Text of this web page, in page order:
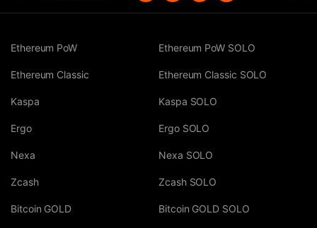
Ethereum PoW
Ethereum Classic
Kaspa
Ergo
Nexa
Zcash
Bitcoin GOLD
Ethereum PoW SOLO
Ethereum Classic SOLO
Kaspa SOLO
Ergo SOLO
Nexa SOLO
Zcash SOLO
Bitcoin GOLD SOLO